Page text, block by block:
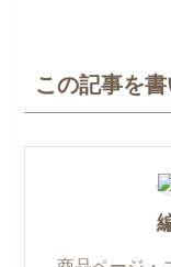
この記事を書